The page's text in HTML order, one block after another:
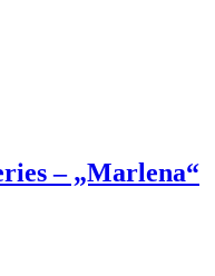
– „Marlena“